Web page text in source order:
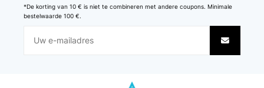
*De korting van 10 € is niet te combineren met andere coupons. Minimale
bestelwaarde 100 €.